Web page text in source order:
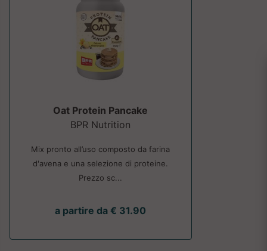
Oat Protein Pancake
BPR Nutrition
Mix pronto all’uso composto da farina
d'avena e una selezione di proteine.
Prezzo sc...
a partire da € 31.90